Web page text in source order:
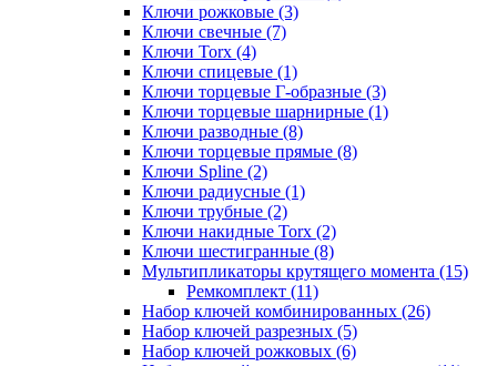
Ключи рожковые (3)
Ключи свечные (7)
Ключи Torx (4)
Ключи спицевые (1)
Ключи торцевые Г-образные (3)
Ключи торцевые шарнирные (1)
Ключи разводные (8)
Ключи торцевые прямые (8)
Ключи Spline (2)
Ключи радиусные (1)
Ключи трубные (2)
Ключи накидные Torx (2)
Ключи шестигранные (8)
Мультипликаторы крутящего момента (15)
Ремкомплект (11)
Набор ключей комбинированных (26)
Набор ключей разрезных (5)
Набор ключей рожковых (6)